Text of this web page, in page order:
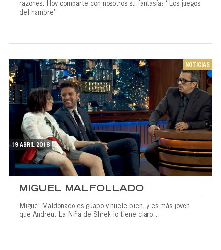
razones. Hoy comparte con nosotros su fantasía: “Los juegos
del hambre”
19 ABRIL 2018
NOTICIAS
MIGUEL MALFOLLADO
Miguel Maldonado es guapo y huele bien, y es más joven
que Andreu. La Niña de Shrek lo tiene claro…